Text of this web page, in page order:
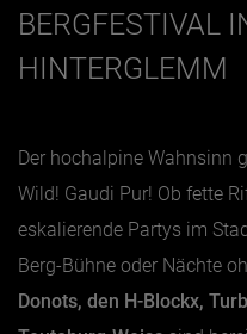
BERGFESTIVAL
HINTERGLEMM
Der hochalpine Wahnsinn
Wild! Gaudi Pur! Ob fette
eskalierende Partys im
Berg-Bühne oder Nächte
Donots, den H-Blockx,